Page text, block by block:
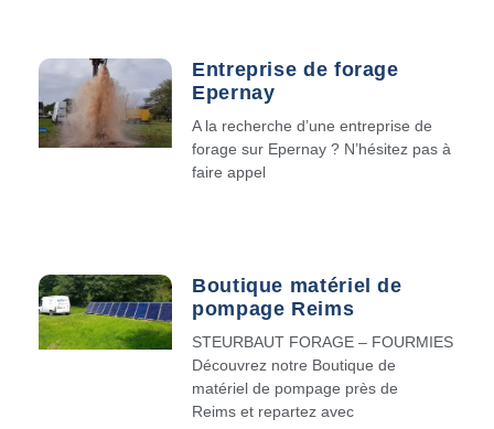
Entreprise de forage
Epernay
A la recherche d’une entreprise de
forage sur Epernay ? N’hésitez pas à
faire appel
Boutique matériel de
pompage Reims
STEURBAUT FORAGE – FOURMIES
Découvrez notre Boutique de
matériel de pompage près de
Reims et repartez avec